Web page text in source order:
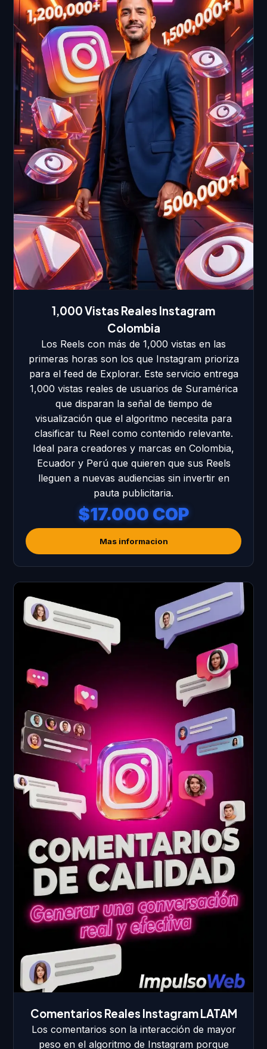
1,000 Vistas Reales Instagram
Colombia
Los Reels con más de 1,000 vistas en las
primeras horas son los que Instagram prioriza
para el feed de Explorar. Este servicio entrega
1,000 vistas reales de usuarios de Suramérica
que disparan la señal de tiempo de
visualización que el algoritmo necesita para
clasificar tu Reel como contenido relevante.
Ideal para creadores y marcas en Colombia,
Ecuador y Perú que quieren que sus Reels
lleguen a nuevas audiencias sin invertir en
pauta publicitaria.
$17.000 COP
Mas informacion
Comentarios Reales Instagram LATAM
Los comentarios son la interacción de mayor
peso en el algoritmo de Instagram porque